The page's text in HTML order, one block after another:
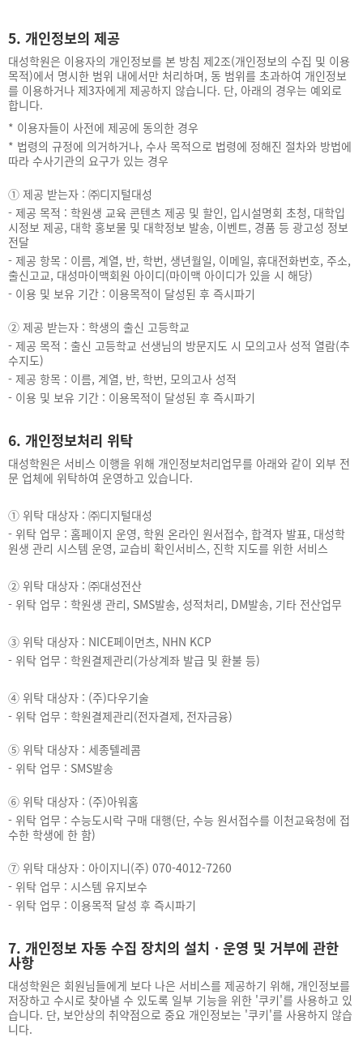
5. 개인정보의 제공
대성학원은 이용자의 개인정보를 본 방침 제2조(개인정보의 수집 및 이용
목적)에서 명시한 범위 내에서만 처리하며, 동 범위를 초과하여 개인정보
를 이용하거나 제3자에게 제공하지 않습니다. 단, 아래의 경우는 예외로
합니다.
* 이용자들이 사전에 제공에 동의한 경우
* 법령의 규정에 의거하거나, 수사 목적으로 법령에 정해진 절차와 방법에
따라 수사기관의 요구가 있는 경우
① 제공 받는자 : ㈜디지털대성
- 제공 목적 : 학원생 교육 콘텐츠 제공 및 할인, 입시설명회 초청, 대학입
시정보 제공, 대학 홍보물 및 대학정보 발송, 이벤트, 경품 등 광고성 정보
전달
- 제공 항목 : 이름, 계열, 반, 학번, 생년월일, 이메일, 휴대전화번호, 주소,
출신고교, 대성마이맥회원 아이디(마이맥 아이디가 있을 시 해당)
- 이용 및 보유 기간 : 이용목적이 달성된 후 즉시파기
② 제공 받는자 : 학생의 출신 고등학교
- 제공 목적 : 출신 고등학교 선생님의 방문지도 시 모의고사 성적 열람(추
수지도)
- 제공 항목 : 이름, 계열, 반, 학번, 모의고사 성적
- 이용 및 보유 기간 : 이용목적이 달성된 후 즉시파기
6. 개인정보처리 위탁
대성학원은 서비스 이행을 위해 개인정보처리업무를 아래와 같이 외부 전
문 업체에 위탁하여 운영하고 있습니다.
① 위탁 대상자 : ㈜디지털대성
- 위탁 업무 : 홈페이지 운영, 학원 온라인 원서접수, 합격자 발표, 대성학
원생 관리 시스템 운영, 교습비 확인서비스, 진학 지도를 위한 서비스
② 위탁 대상자 : ㈜대성전산
- 위탁 업무 : 학원생 관리, SMS발송, 성적처리, DM발송, 기타 전산업무
③ 위탁 대상자 : NICE페이먼츠, NHN KCP
- 위탁 업무 : 학원결제관리(가상계좌 발급 및 환불 등)
④ 위탁 대상자 : (주)다우기술
- 위탁 업무 : 학원결제관리(전자결제, 전자금융)
⑤ 위탁 대상자 : 세종텔레콤
- 위탁 업무 : SMS발송
⑥ 위탁 대상자 : (주)아워홈
- 위탁 업무 : 수능도시락 구매 대행(단, 수능 원서접수를 이천교육청에 접
수한 학생에 한 함)
⑦ 위탁 대상자 : 아이지니(주) 070-4012-7260
- 위탁 업무 : 시스템 유지보수
- 위탁 업무 : 이용목적 달성 후 즉시파기
7. 개인정보 자동 수집 장치의 설치ㆍ운영 및 거부에 관한
사항
대성학원은 회원님들에게 보다 나은 서비스를 제공하기 위해, 개인정보를
저장하고 수시로 찾아낼 수 있도록 일부 기능을 위한 '쿠키'를 사용하고 있
습니다. 단, 보안상의 취약점으로 중요 개인정보는 '쿠키'를 사용하지 않습
니다.